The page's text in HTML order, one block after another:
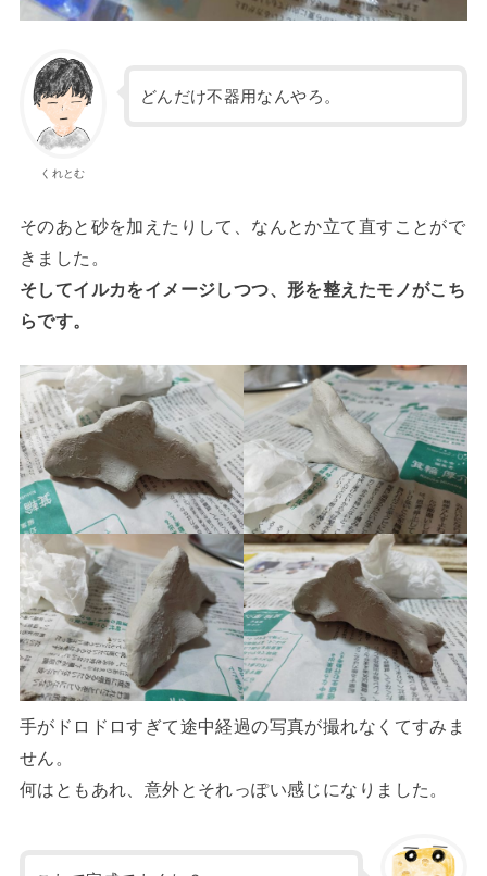
くれとむ
どんだけ不器用なんやろ。
そのあと砂を加えたりして、なんとか立て直すことがで
きました。
そしてイルカをイメージしつつ、形を整えたモノがこち
らです。
手がドロドロすぎて途中経過の写真が撮れなくてすみま
せん。
何はともあれ、意外とそれっぽい感じになりました。